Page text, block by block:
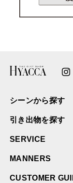
シーンから探す
引き出物を探す
SERVICE
MANNERS
CUSTOMER